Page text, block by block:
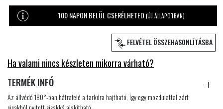
100 NAPON BELÜL CSERÉLHETED (ÚJ ÁLLAPOTBAN)
FELVÉTEL ÖSSZEHASONLÍTÁSBA
Ha valami nincs készleten mikorra várható?
TERMÉK INFÓ
Az állvédő 180°-ban hátrafelé a tarkóra hajtható, így egy mozdulattal zárt